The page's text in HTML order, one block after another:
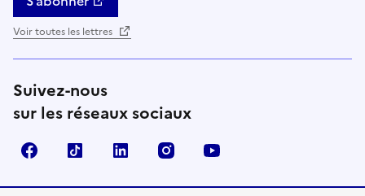
Voir toutes les lettres
Suivez-nous
sur les réseaux sociaux
FacebookTikTok Linkedin Instagram